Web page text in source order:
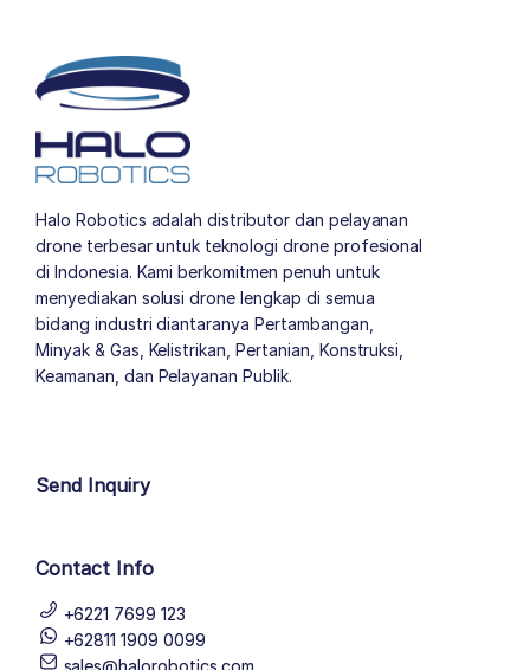
Halo Robotics adalah distributor dan pelayanan
drone terbesar untuk teknologi drone profesional
di Indonesia. Kami berkomitmen penuh untuk
menyediakan solusi drone lengkap di semua
bidang industri diantaranya Pertambangan,
Minyak & Gas, Kelistrikan, Pertanian, Konstruksi,
Keamanan, dan Pelayanan Publik.
Send Inquiry
Contact Info
+6221 7699 123
+62811 1909 0099